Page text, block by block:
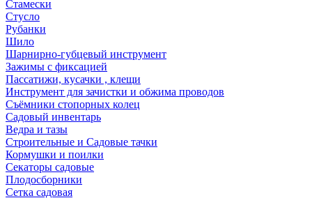
Стамески
Стусло
Рубанки
Шило
Шарнирно-губцевый инструмент
Зажимы с фиксацией
Пассатижи, кусачки , клещи
Инструмент для зачистки и обжима проводов
Съёмники стопорных колец
Садовый инвентарь
Ведра и тазы
Строительные и Садовые тачки
Кормушки и поилки
Секаторы садовые
Плодосборники
Сетка садовая